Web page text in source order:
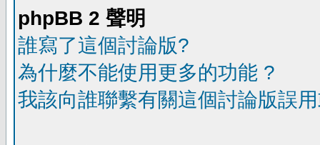
phpBB 2 聲明
誰寫了這個討論版?
為什麼不能使用更多的功能 ?
我該向誰聯繫有關這個討論版誤